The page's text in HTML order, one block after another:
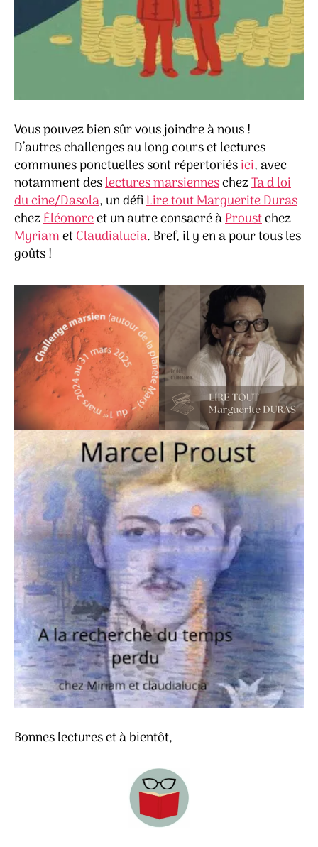
Vous pouvez bien sûr vous joindre à nous !
D’autres challenges au long cours et lectures
communes ponctuelles sont répertoriésici, avec
notamment deslectures marsienneschezTa d loi
du cine/Dasola, un défiLire tout Marguerite Duras
chezÉléonoreet un autre consacré àProustchez
MyriametClaudialucia. Bref, il y en a pour tous les
goûts !
Bonnes lectures et à bientôt,